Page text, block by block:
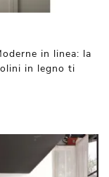
in linea: la
in legno ti